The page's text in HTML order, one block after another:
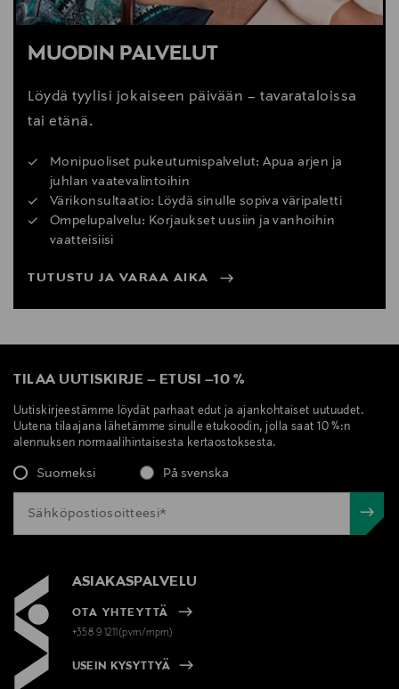
MUODIN PALVELUT
Löydä tyylisi jokaiseen päivään – tavarataloissa
tai etänä.
Monipuoliset pukeutumispalvelut: Apua arjen ja
juhlan vaatevalintoihin
Värikonsultaatio: Löydä sinulle sopiva väripaletti
Ompelupalvelu: Korjaukset uusiin ja vanhoihin
vaatteisiisi
TUTUSTU JA VARAA AIKA
TILAA UUTISKIRJE – ETUSI –10 %
Uutiskirjeestämme löydät parhaat edut ja ajankohtaiset uutuudet.
Uutena tilaajana lähetämme sinulle etukoodin, jolla saat 10 %:n
alennuksen normaalihintaisesta kertaostoksesta.
Suomeksi På svenska
ASIAKASPALVELU
OTA YHTEYTTÄ
+358 9 1211(pvm/mpm)
USEIN KYSYTTYÄ